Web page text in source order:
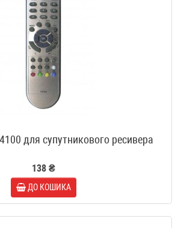
для супутникового ресивера
138 ₴
ДО КОШИКА